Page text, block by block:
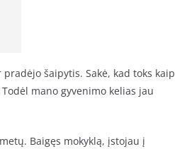
šaipytis. Sakė, kad toks kaip
mano gyvenimo kelias jau
Baigęs mokyklą, įstojau į